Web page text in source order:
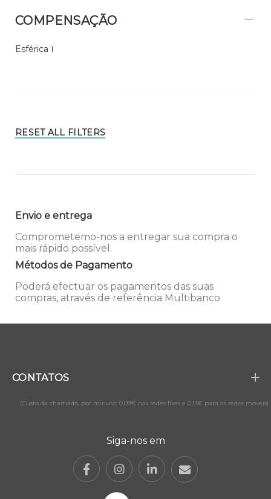
COMPENSAÇÃO
Esférica 1
RESET ALL FILTERS
Envio e entrega
Comprometemo-nos a entregar sua compra o
mais rápido possível.
Métodos de Pagamento
Poderá efectuar os pagamentos das suas
compras, através de referência Multibanco
CONTATOS
(Custo da chamada, por minuto: 0,09€ nas redes fixas e 0,13€ para as redes móveis)
Siga-nos em